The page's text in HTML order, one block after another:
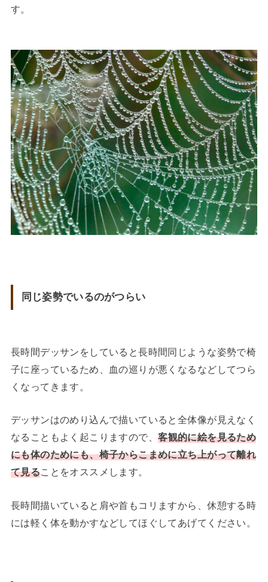
す。
同じ姿勢でいるのがつらい
長時間デッサンをしていると長時間同じような姿勢で椅
子に座っているため、血の巡りが悪くなるなどしてつら
くなってきます。
デッサンはのめり込んで描いていると全体像が見えなく
なることもよく起こりますので、客観的に絵を見るため
にも体のためにも、椅子からこまめに立ち上がって離れ
て見ることをオススメします。
長時間描いていると肩や首もコリますから、休憩する時
には軽く体を動かすなどしてほぐしてあげてください。